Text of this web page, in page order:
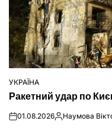
ОПУБЛІКУВАТИ
У
УКРАЇНА
Ракетний удар по
on01.08.2026Опубліковано
Наумова